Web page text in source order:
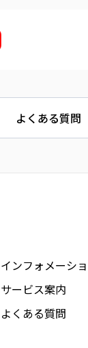
よくある質問
インフォメーシ
サービス案内
よくある質問